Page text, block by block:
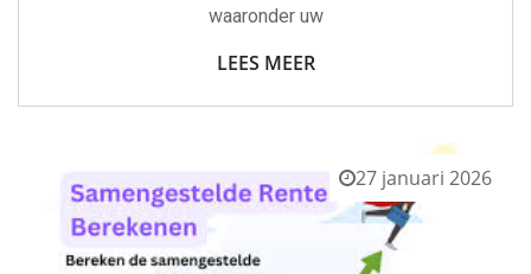
waaronder uw
LEES MEER
27 januari 2026